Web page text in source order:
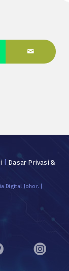
Dasar Privasi &
Digital Johor. |